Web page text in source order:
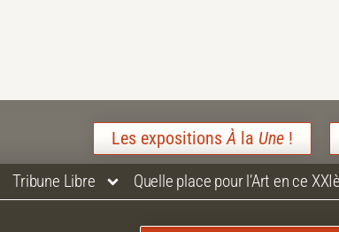
Les expositionsÀ la Une !
Tribune Libre Quelle place pour l’Art en ce